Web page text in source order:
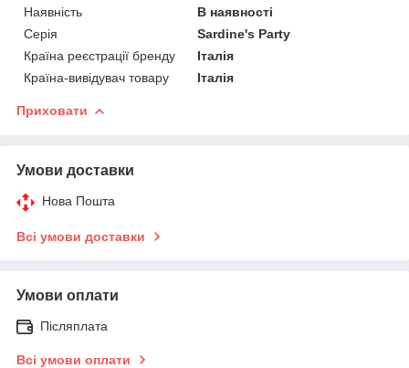
Наявність
В наявності
Серія
Sardine's Party
Країна реєстрації бренду
Італія
Країна-вивідувач товару
Італія
Приховати
Умови доставки
Нова Пошта
Всі умови доставки
Умови оплати
Післяплата
Всі умови оплати